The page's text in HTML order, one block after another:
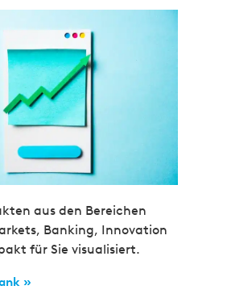
aus den Bereichen
Banking, Innovation
für Sie visualisiert.
»